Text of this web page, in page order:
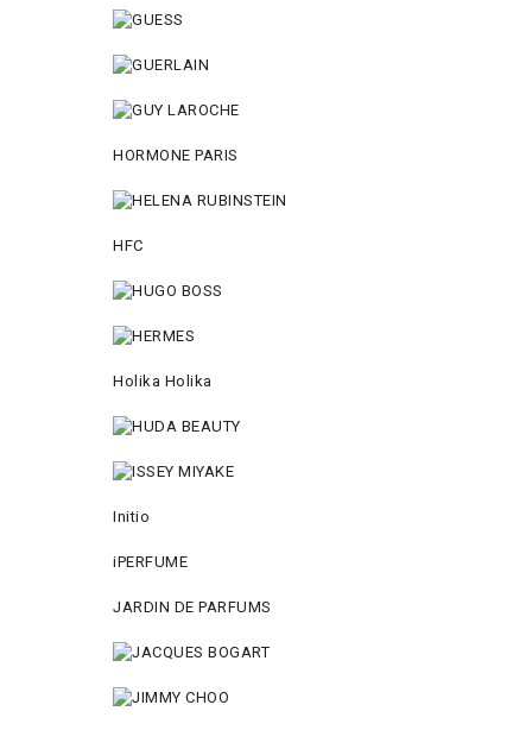
HORMONE PARIS
HFC
Holika Holika
Initio
iPERFUME
JARDIN DE PARFUMS